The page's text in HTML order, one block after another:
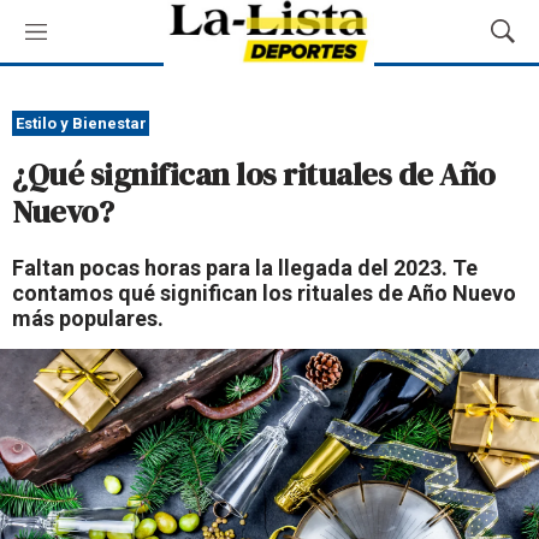
M
e
ú
M
o
q
e
d
a
Estilo y Bienestar
¿Qué significan los rituales de Año
Nuevo?
Faltan pocas horas para la llegada del 2023. Te
contamos qué significan los rituales de Año Nuevo
más populares.